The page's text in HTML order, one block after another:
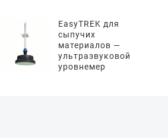
EasyTREK для
сыпучих
материалов —
ультразвуковой
уровнемер